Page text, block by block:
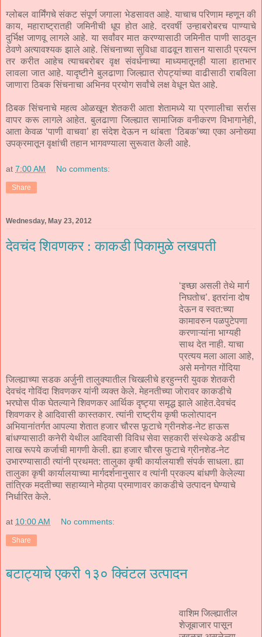
ग्लोबल वार्मिंगचे संकट संपूर्ण जगाला भेडसावत आहे. याचाच परिणाम म्हणून की
काय, महाराष्ट्रातही जमिनीची धूप होत आहे. दरवर्षी उन्हाबरोबरच पाण्याचे
दुर्भिक्ष जाणवू लागले आहे. या सर्वांवर मात करण्यासाठी जमिनीत पाणी साठवून
ठेवणे अत्यावश्यक झाले आहे. सिंचनाच्या सुविधा वाढवून शासन यासाठी प्रयत्न
तर करीत आहेच त्याचबरोबर वृक्ष संवर्धनाच्या माध्यमातूनही याला हातभार
लावला जात आहे. यादृष्टीने बुलढाणा जिल्ह्यात रोपट्यांच्या वाढीसाठी राबविला
जाणारा ठिबक सिंचनाचा अभिनव प्रयोग सर्वांचे लक्ष वेधून घेत आहे.
ठिबक सिंचनाचे महत्व ओळखून शेतकरी आता शेतामध्ये या प्रणालीचा सर्रास
वापर करू लागले आहेत. बुलढाणा जिल्ह्यात सामाजिक वनीकरण विभागानेही,
आता केवळ ‘पाणी वाचवा’ हा संदेश देऊन न थांबता ‘ठिबक’च्या एका अनोख्या
उपक्रमातून वृक्षांची तहान भागवण्याला सुरूवात केली आहे.
at 7:00 AM No comments:
Share
Wednesday, May 23, 2012
देवचंद शिवणकर : काकडी पिकामुळे लखपती
‘इच्छा असली तेथे मार्ग
निघतोच’. इतरांना दोष
देऊन व स्वत:च्या
कामावरुन पळपुटेपणा
करणाऱ्यांना भाग्यही
साथ देत नाही. याचा
प्रत्यय मला आला आहे,
असे मनोगत गोंदिया
जिल्ह्याच्या सडक अर्जुनी तालुक्यातील चिखलीचे हरहुन्नरी युवक शेतकरी
देवचंद गोविंदा शिवणकर यांनी व्यक्त केले. मेहनतीच्या जोरावर काकडीचे
भरघोस पीक घेतल्याने शिवणकर आर्थिक दृष्ट्या समृद्ध झाले आहेत.देवचंद
शिवणकर हे आदिवासी कास्तकार. त्यांनी राष्ट्रीय कृषी फलोत्पादन
अभियानांतर्गत आपल्या शेतात हजार चौरस फूटाचे ग्रीनशेड-नेट हाऊस
बांधण्यासाठी कनेरी येथील आदिवासी विविध सेवा सहकारी संस्थेकडे अडीच
लाख रूपये कर्जाची मागणी केली. ह्या हजार चौरस फुटाचे ग्रीनशेड-नेट
उभारण्यासाठी त्यांनी प्रथमत: तालुका कृषी कार्यालयाशी संपर्क साधला. ह्या
तालुका कृषी कार्यालयाच्या मार्गदर्शनानुसार व त्यांनी प्रकल्प बांधणी केलेल्या
तांत्रिक मदतीच्या सहाय्याने मोठ्या प्रमाणावर काकडीचे उत्पादन घेण्याचे
निर्धारित केले.
at 10:00 AM No comments:
Share
बटाट्याचे एकरी १३० क्विंटल उत्पादन
वाशिम जिल्ह्यातील
शेजूबाजार पासून